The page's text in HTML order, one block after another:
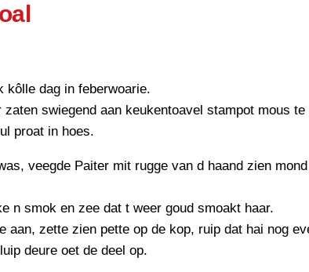
PERSBERICHT
FLYER
INZENDENS
SCHRIEFWEDSTRIED
PAZZIPANTEN
kôlle dag in feberwoarie.
zaten swiegend aan keukentoavel stampot mous te
proat in hoes.
veegde Paiter mit rugge van d haand zien
n smok en zee dat t weer goud smoakt haar.
aan, zette zien pette op de kop, ruip dat hai nog
deure oet de deel op.